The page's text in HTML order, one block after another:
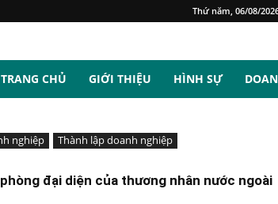
Thứ năm, 06/08/
TRANG CHỦ GIỚI THIỆU HÌNH SỰ
nghiệp Thành lập doanh nghiệp
đại diện của thương nhân nước ngoài